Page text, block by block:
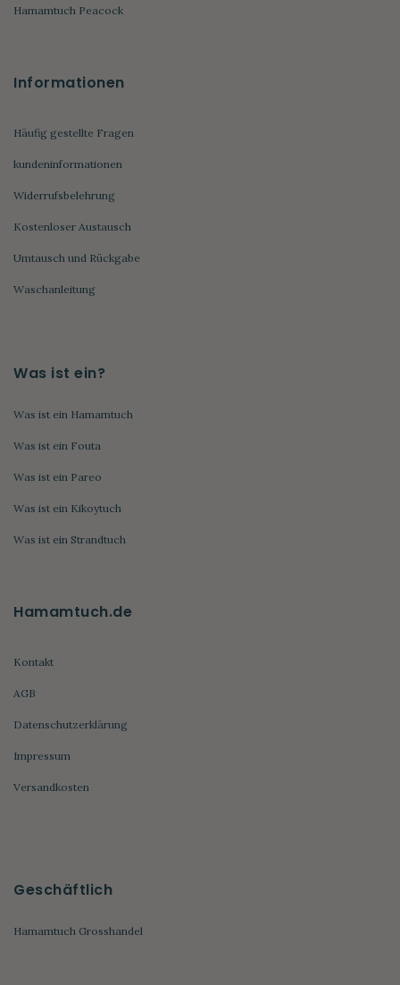
Hamamtuch Peacock
Informationen
Häufig gestellte Fragen
kundeninformationen
Widerrufsbelehrung
Kostenloser Austausch
Umtausch und Rückgabe
Waschanleitung
Was ist ein?
Was ist ein Hamamtuch
Was ist ein Fouta
Was ist ein Pareo
Was ist ein Kikoytuch
Was ist ein Strandtuch
Hamamtuch.de
Kontakt
AGB
Datenschutzerklärung
Impressum
Versandkosten
Geschäftlich
Hamamtuch Grosshandel